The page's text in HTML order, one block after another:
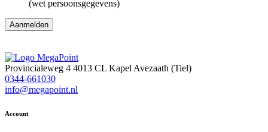
(wet persoonsgegevens)
Aanmelden
Provincialeweg 4 4013 CL Kapel Avezaath (Tiel)
0344-661030
info@megapoint.nl
Account